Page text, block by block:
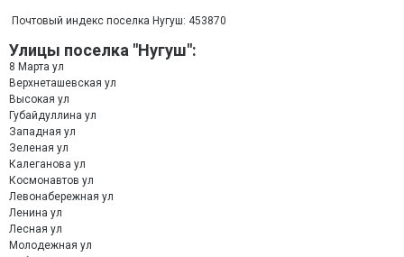
Почтовый индекс поселка Нугуш: 453870
Улицы поселка "Нугуш":
8 Марта ул
Верхнеташевская ул
Высокая ул
Губайдуллина ул
Западная ул
Зеленая ул
Калеганова ул
Космонавтов ул
Левонабережная ул
Ленина ул
Лесная ул
Молодежная ул